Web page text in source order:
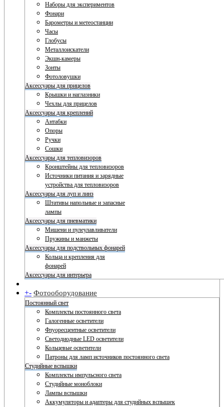
Наборы для экспериментов
Фонари
Барометры и метеостанции
Часы
Глобусы
Металлоискатели
Экшн-камеры
Зонты
Фотоловушки
Аксессуары для прицелов
Крышки и наглазники
Чехлы для прицелов
Аксессуары для креплений
Антабки
Опоры
Ручки
Сошки
Аксессуары для тепловизоров
Кронштейны для тепловизоров
Источники питания и зарядные
устройства для тепловизоров
Аксессуары для луп и линз
Штативы напольные и запасные
лампы
Аксессуары для пневматики
Мишени и пулеулавливатели
Пружины и манжеты
Аксессуары для подствольных фонарей
Кольца и крепления для
фонарей
Аксессуары для интерьера
+- Фотооборудование
Постоянный свет
Комплекты постоянного света
Галогенные осветители
Флуоресцентные осветители
Светодиодные LED осветители
Кольцевые осветители
Патроны для ламп источников постоянного света
Студийные вспышки
Комплекты импульсного света
Студийные моноблоки
Лампы вспышки
Аккумуляторы и адаптеры для студийных вспышек